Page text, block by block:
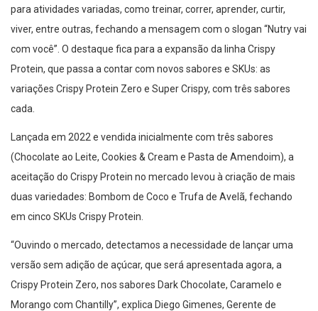
para atividades variadas, como treinar, correr, aprender, curtir,
viver, entre outras, fechando a mensagem com o slogan “Nutry vai
com você”. O destaque fica para a expansão da linha Crispy
Protein, que passa a contar com novos sabores e SKUs: as
variações Crispy Protein Zero e Super Crispy, com três sabores
cada.
Lançada em 2022 e vendida inicialmente com três sabores
(Chocolate ao Leite, Cookies & Cream e Pasta de Amendoim), a
aceitação do Crispy Protein no mercado levou à criação de mais
duas variedades: Bombom de Coco e Trufa de Avelã, fechando
em cinco SKUs Crispy Protein.
“Ouvindo o mercado, detectamos a necessidade de lançar uma
versão sem adição de açúcar, que será apresentada agora, a
Crispy Protein Zero, nos sabores Dark Chocolate, Caramelo e
Morango com Chantilly”, explica Diego Gimenes, Gerente de